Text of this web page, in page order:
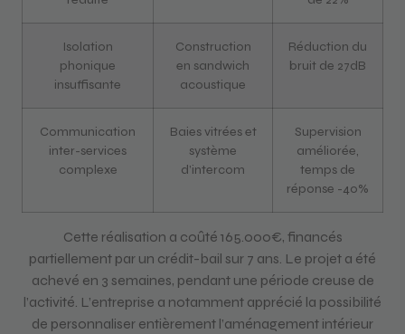
Isolation
phonique
insuffisante
Construction
en sandwich
acoustique
Réduction du
bruit de 27dB
Communication
inter-services
complexe
Baies vitrées et
système
d’intercom
Supervision
améliorée,
temps de
réponse -40%
Cette réalisation a coûté 165.000€, financés
partiellement par un crédit-bail sur 7 ans. Le projet a été
achevé en 3 semaines, pendant une période creuse de
l’activité. L’entreprise a notamment apprécié la possibilité
de personnaliser entièrement l’aménagement intérieur